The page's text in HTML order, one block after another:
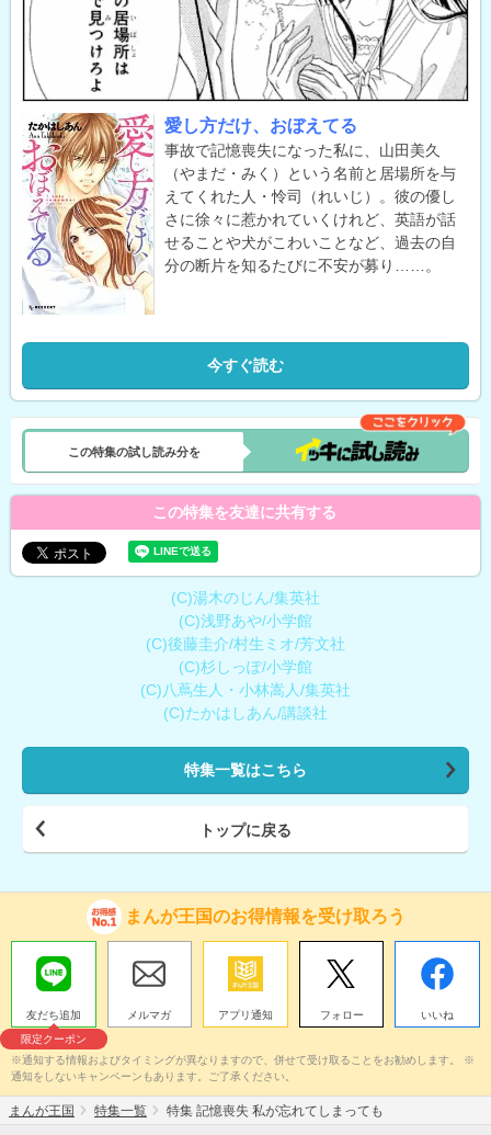
愛し方だけ、おぼえてる
事故で記憶喪失になった私に、山田美久
（やまだ・みく）という名前と居場所を与
えてくれた人・怜司（れいじ）。彼の優し
さに徐々に惹かれていくけれど、英語が話
せることや犬がこわいことなど、過去の自
分の断片を知るたびに不安が募り……。
今すぐ読む
この特集の試し読み分を
この特集を友達に共有する
(C)湯木のじん/集英社
(C)浅野あや/小学館
(C)後藤圭介/村生ミオ/芳文社
(C)杉しっぽ/小学館
(C)八蔦生人・小林嵩人/集英社
(C)たかはしあん/講談社
特集一覧はこちら
トップに戻る
まんが王国のお得情報を受け取ろう
友だち追加
限定クーポン
メルマガ アプリ通知 フォロー いいね
※通知する情報およびタイミングが異なりますので、併せて受け取ることをお勧めします。 ※
通知をしないキャンペーンもあります。ご了承ください。
まんが王国 特集一覧 特集 記憶喪失 私が忘れてしまっても